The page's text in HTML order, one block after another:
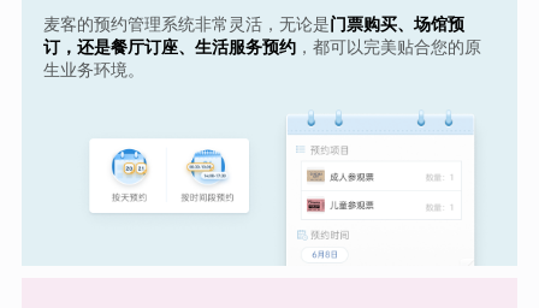
麦客的预约管理系统非常灵活，无论是门票购买、场馆预
订，还是餐厅订座、生活服务预约，都可以完美贴合您的原
生业务环境。